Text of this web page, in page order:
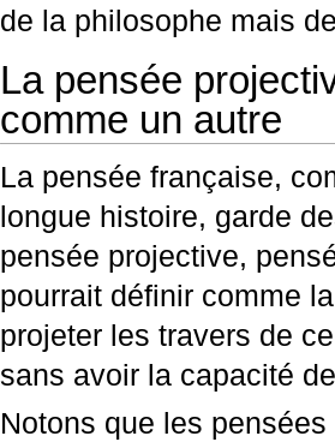
de la philosophe mais
La pensée
comme un autre
La pensée française,
longue histoire, garde
pensée projective,
pourrait définir comme
projeter les travers de
sans avoir la capacité
Notons que les